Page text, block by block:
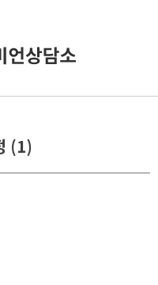
(1)